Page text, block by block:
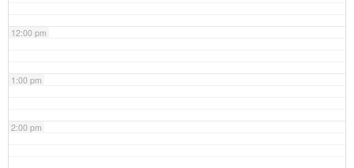
12:00 pm
1:00 pm
2:00 pm